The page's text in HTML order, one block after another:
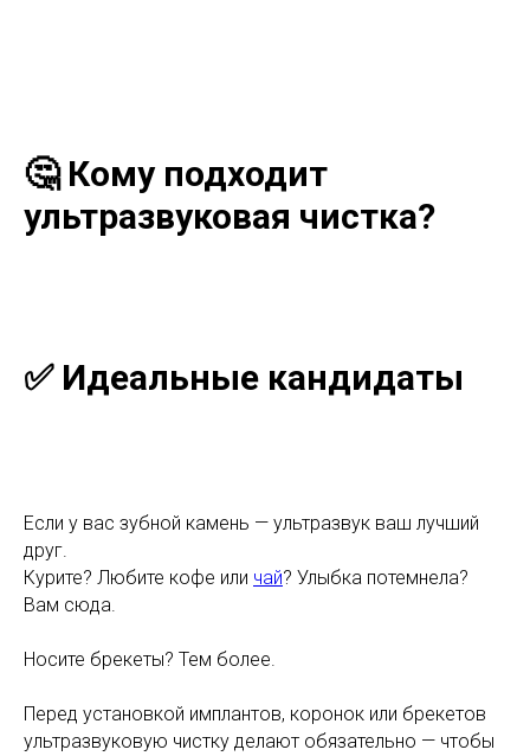
🤔 Кому подходит
ультразвуковая чистка?
✅ Идеальные кандидаты
Если у вас зубной камень — ультразвук ваш лучший
друг.
Курите? Любите кофе или чай? Улыбка потемнела?
Вам сюда.
Носите брекеты? Тем более.
Перед установкой имплантов, коронок или брекетов
ультразвуковую чистку делают обязательно — чтобы